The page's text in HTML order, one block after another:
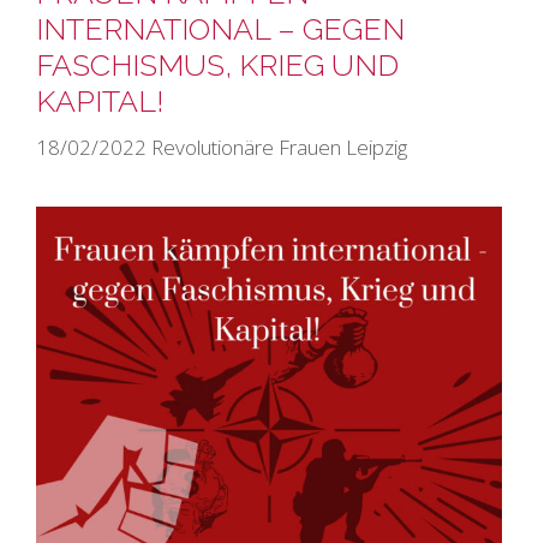
INTERNATIONAL – GEGEN
FASCHISMUS, KRIEG UND
KAPITAL!
18/02/2022 Revolutionäre Frauen Leipzig